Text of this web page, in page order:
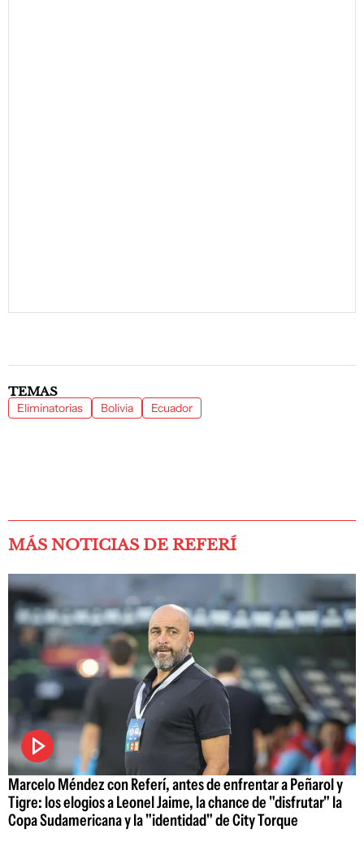
TEMAS
Eliminatorias Bolivia Ecuador
MÁS NOTICIAS DE REFERÍ
Marcelo Méndez con Referí, antes de enfrentar a Peñarol y
Tigre: los elogios a Leonel Jaime, la chance de "disfrutar" la
Copa Sudamericana y la "identidad" de City Torque